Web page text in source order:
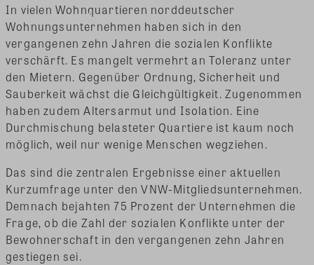
In vielen Wohnquartieren norddeutscher
Wohnungsunternehmen haben sich in den
vergangenen zehn Jahren die sozialen Konflikte
verschärft. Es mangelt vermehrt an Toleranz unter
den Mietern. Gegenüber Ordnung, Sicherheit und
Sauberkeit wächst die Gleichgültigkeit. Zugenommen
haben zudem Altersarmut und Isolation. Eine
Durchmischung belasteter Quartiere ist kaum noch
möglich, weil nur wenige Menschen wegziehen.
Das sind die zentralen Ergebnisse einer aktuellen
Kurzumfrage unter den VNW-Mitgliedsunternehmen.
Demnach bejahten 75 Prozent der Unternehmen die
Frage, ob die Zahl der sozialen Konflikte unter der
Bewohnerschaft in den vergangenen zehn Jahren
gestiegen sei.